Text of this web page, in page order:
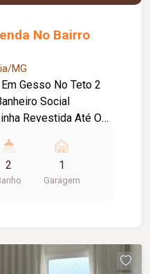
No Bairro
MG
Gesso No Teto 2
Social
Revestida Até O
2 1
Garagem